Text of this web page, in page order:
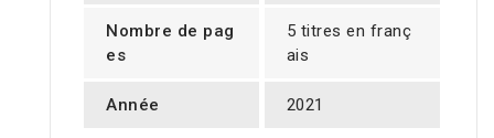
Nombre de pag
es
5 titres en franç
ais
Année 2021